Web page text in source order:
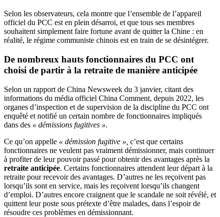
Selon les observateurs, cela montre que l’ensemble de l’appareil
officiel du PCC est en plein désarroi, et que tous ses membres
souhaitent simplement faire fortune avant de quitter la Chine : en
réalité, le régime communiste chinois est en train de se désintégrer.
De nombreux hauts fonctionnaires du PCC ont
choisi de partir à la retraite de manière anticipée
Selon un rapport de China Newsweek du 3 janvier, citant des
informations du média officiel China Comment, depuis 2022, les
organes d’inspection et de supervision de la discipline du PCC ont
enquêté et notifié un certain nombre de fonctionnaires impliqués
dans des « démissions fugitives ».
Ce qu’on appelle « démission fugitive », c’est que certains
fonctionnaires ne veulent pas vraiment démissionner, mais continuer
à profiter de leur pouvoir passé pour obtenir des avantages après la
retraite anticipée. Certains fonctionnaires attendent leur départ à la
retraite pour recevoir des avantages. D’autres ne les reçoivent pas
lorsqu’ils sont en service, mais les reçoivent lorsqu’ils changent
d’emploi. D’autres encore craignent que le scandale ne soit révélé, et
quittent leur poste sous prétexte d’être malades, dans l’espoir de
résoudre ces problèmes en démissionnant.